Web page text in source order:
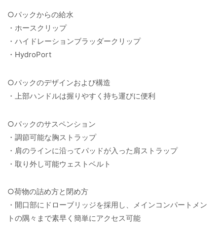
○パックからの給水
・ホースクリップ
・ハイドレーションブラッダークリップ
・HydroPort
○パックのデザインおよび構造
・上部ハンドルは握りやすく持ち運びに便利
○パックのサスペンション
・調節可能な胸ストラップ
・肩のラインに沿ってパッドが入った肩ストラップ
・取り外し可能ウェストベルト
○荷物の詰め方と閉め方
・開口部にドローブリッジを採用し、メインコンパートメン
トの隅々まで素早く簡単にアクセス可能